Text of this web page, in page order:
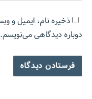
ذخیره نام، ایمیل و
دوباره دیدگاهی می‌نویسم.